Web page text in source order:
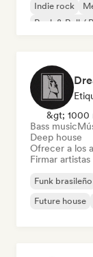
Indie rock
Rock & Roll /
&gt; 1000
Bass music
Deep house
Ofrecer a los
Firmar
Funk brasileño
Future house